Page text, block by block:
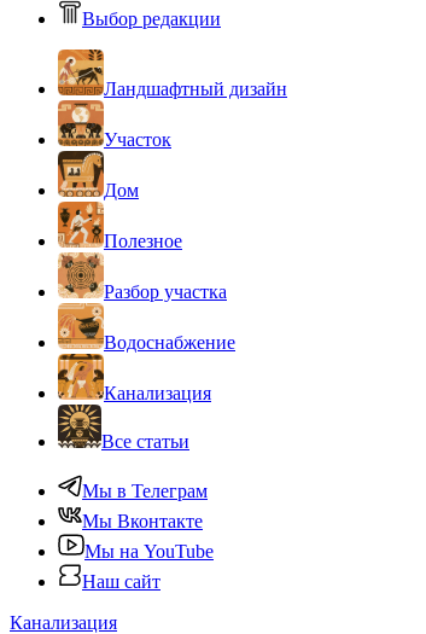
Выбор редакции
Ландшафтный дизайн
Участок
Дом
Полезное
Разбор участка
Водоснабжение
Канализация
Все статьи
Мы в Телеграм
Мы Вконтакте
Мы на YouTube
Наш сайт
Канализация